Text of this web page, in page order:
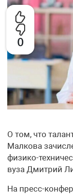
0
О том, что
Малкова
физико-
вуза Дмитрий
На пресс-